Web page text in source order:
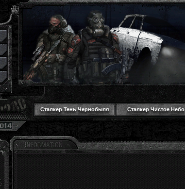
Сталкер Тень Чернобыля Сталкер Чистое Небо